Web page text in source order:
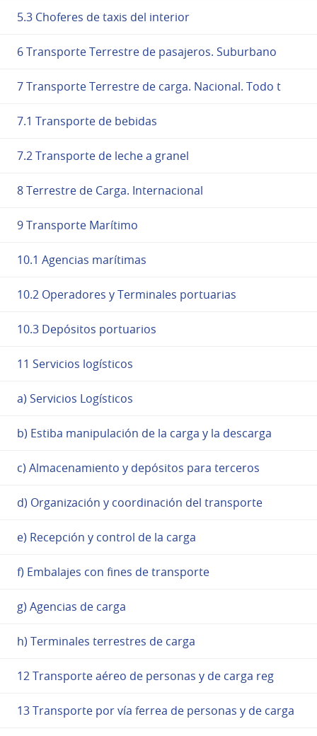
5.3 Choferes de taxis del interior
6 Transporte Terrestre de pasajeros. Suburbano
7 Transporte Terrestre de carga. Nacional. Todo t
7.1 Transporte de bebidas
7.2 Transporte de leche a granel
8 Terrestre de Carga. Internacional
9 Transporte Marítimo
10.1 Agencias marítimas
10.2 Operadores y Terminales portuarias
10.3 Depósitos portuarios
11 Servicios logísticos
a) Servicios Logísticos
b) Estiba manipulación de la carga y la descarga
c) Almacenamiento y depósitos para terceros
d) Organización y coordinación del transporte
e) Recepción y control de la carga
f) Embalajes con fines de transporte
g) Agencias de carga
h) Terminales terrestres de carga
12 Transporte aéreo de personas y de carga reg
13 Transporte por vía ferrea de personas y de carga